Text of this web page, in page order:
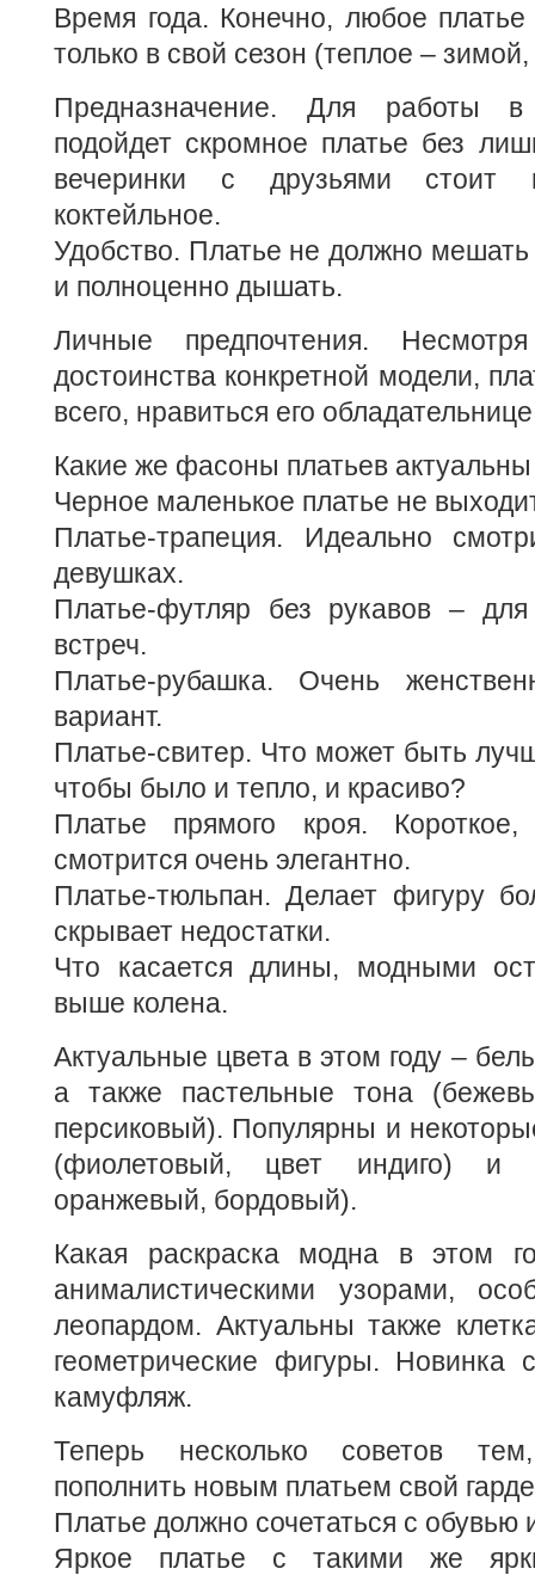
Время года. Конечно, любое
только в свой сезон (теплое –
Предназначение. Для работы
подойдет скромное платье без
вечеринки с друзьями стоит
коктейльное.
Удобство. Платье не должно мешать
и полноценно дышать.
Личные предпочтения.
достоинства конкретной модели,
всего, нравиться его
Какие же фасоны платьев актуальны
Черное маленькое платье не
Платье-трапеция. Идеально
девушках.
Платье-футляр без рукавов –
встреч.
Платье-рубашка. Очень
вариант.
Платье-свитер. Что может быть
чтобы было и тепло, и красиво?
Платье прямого кроя.
смотрится очень элегантно.
Платье-тюльпан. Делает фигуру
скрывает недостатки.
Что касается длины, модными
выше колена.
Актуальные цвета в этом году –
а также пастельные тона
персиковый). Популярны и
(фиолетовый, цвет индиго) и
оранжевый, бордовый).
Какая раскраска модна в этом
анималистическими узорами,
леопардом. Актуальны также
геометрические фигуры. Новинка
камуфляж.
Теперь несколько советов
пополнить новым платьем свой
Платье должно сочетаться с обувью
Яркое платье с такими же